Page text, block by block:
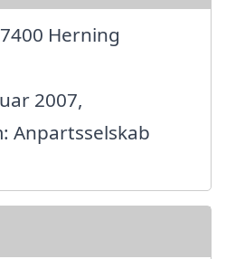
Herning
2007,
Anpartsselskab